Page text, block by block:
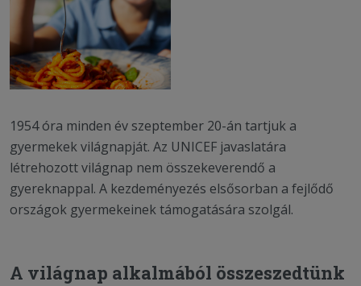
1954 óra minden év szeptember 20-án tartjuk a
gyermekek világnapját. Az UNICEF javaslatára
létrehozott világnap nem összekeverendő a
gyereknappal. A kezdeményezés elsősorban a fejlődő
országok gyermekeinek támogatására szolgál.
A világnap alkalmából összeszedtünk